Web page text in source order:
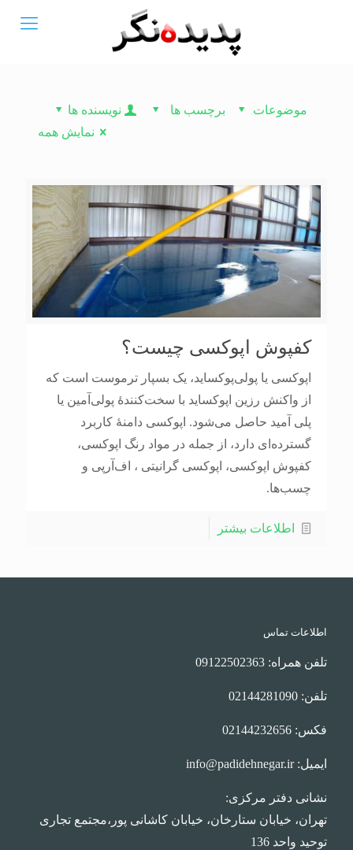
موضوعات برچسب ها
نویسنده ها
نمایش همه
کفپوش اپوکسی چیست؟
اپوکسی یا پولی‌پوکساید، یک بسپار ترموست است که
از واکنش رزین اپوکساید با سخت‌کنندهٔ پولی‌آمین یا
پلی آمید حاصل می‌شود. اپوکسی دامنهٔ کاربرد
گسترده‌ای دارد، از جمله در مواد رنگ اپوکسی،
کفپوش اپوکسی، اپوکسی گرانیتی ، اف‌آرپی و
چسب‌ها.
اطلاعات بیشتر
اطلاعات تماس
تلفن همراه: 09122502363
تلفن: 02144281090
فکس: 02144232656
ایمیل: info@padidehnegar.ir
نشانی دفتر مرکزی:
تهران، خیابان ستارخان، خیابان کاشانی پور،مجتمع تجاری
توحید واحد 136